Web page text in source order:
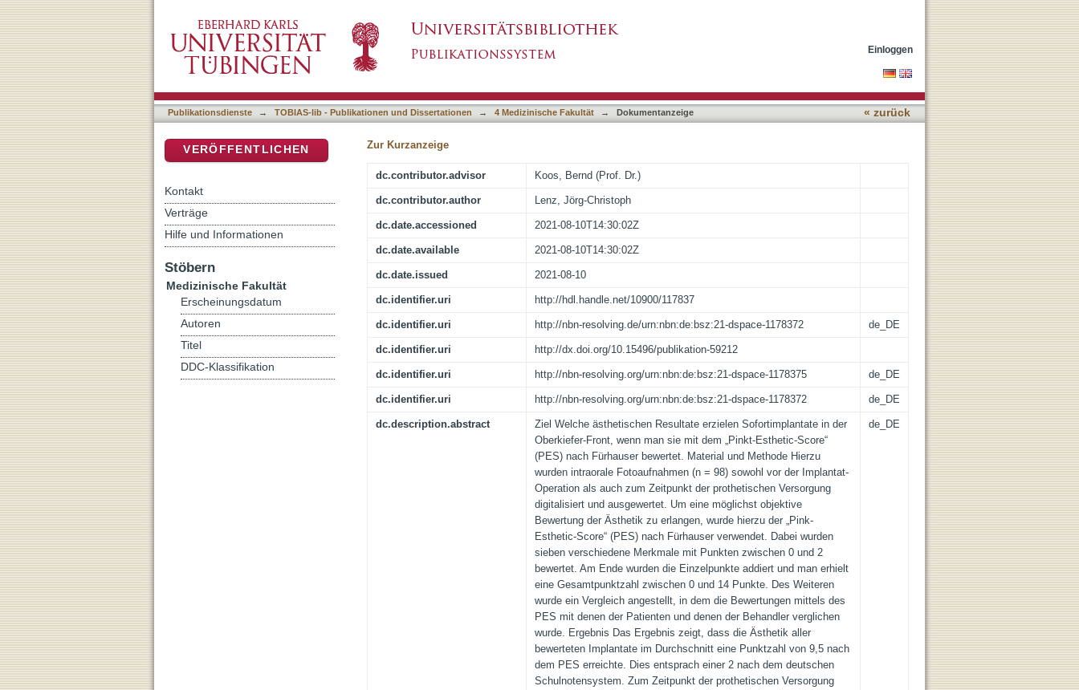
direkt nach der Implantation
Einloggen
Publikationsdienste → TOBIAS-lib - Publikationen und Dissertationen → 4 Medizinische Fakultät → Dokumentanzeige « zurück
Zur Kurzanzeige
dc.contributor.advisor Koos, Bernd (Prof. Dr.)
dc.contributor.author Lenz, Jörg-Christoph
dc.date.accessioned 2021-08-10T14:30:02Z
dc.date.available 2021-08-10T14:30:02Z
dc.date.issued 2021-08-10
dc.identifier.uri http://hdl.handle.net/10900/117837
dc.identifier.uri http://nbn-resolving.de/urn:nbn:de:bsz:21-dspace-1178372 de_DE
dc.identifier.uri http://dx.doi.org/10.15496/publikation-59212
dc.identifier.uri http://nbn-resolving.org/urn:nbn:de:bsz:21-dspace-1178375 de_DE
dc.identifier.uri http://nbn-resolving.org/urn:nbn:de:bsz:21-dspace-1178372 de_DE
dc.description.abstract
Ziel Welche ästhetischen Resultate erzielen Sofortimplantate in der
Oberkiefer-Front, wenn man sie mit dem „Pinkt-Esthetic-Score“
(PES) nach Fürhauser bewertet. Material und Methode Hierzu
wurden intraorale Fotoaufnahmen (n = 98) sowohl vor der Implantat-
Operation als auch zum Zeitpunkt der prothetischen Versorgung
digitalisiert und ausgewertet. Um eine möglichst objektive
Bewertung der Ästhetik zu erlangen, wurde hierzu der „Pink-
Esthetic-Score“ (PES) nach Fürhauser verwendet. Dabei wurden
sieben verschiedene Merkmale mit Punkten zwischen 0 und 2
bewertet. Am Ende wurden die Einzelpunkte addiert und man erhielt
eine Gesamtpunktzahl zwischen 0 und 14 Punkte. Des Weiteren
wurde ein Vergleich angestellt, in dem die Bewertungen mittels des
PES mit denen der Patienten und denen der Behandler verglichen
wurde. Ergebnis Das Ergebnis zeigt, dass die Ästhetik aller
bewerteten Implantate im Durchschnitt eine Punktzahl von 9,5 nach
dem PES erreichte. Dies entsprach einer 2 nach dem deutschen
Schulnotensystem. Zum Zeitpunkt der prothetischen Versorgung
de_DE
VERÖFFENTLICHEN
Kontakt
Verträge
Hilfe und Informationen
Stöbern
Medizinische Fakultät
Erscheinungsdatum
Autoren
Titel
DDC-Klassifikation